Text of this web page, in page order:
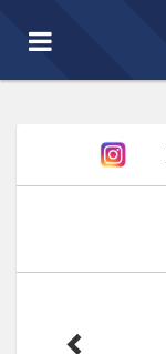
Toggle
navigation